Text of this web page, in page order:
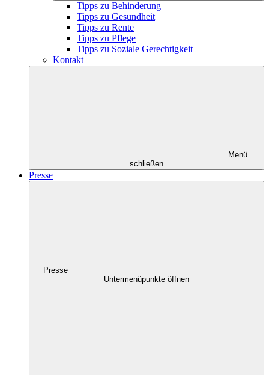
Tipps zu Behinderung
Tipps zu Gesundheit
Tipps zu Rente
Tipps zu Pflege
Tipps zu Soziale Gerechtigkeit
Kontakt
Menü
schließen
Presse
Presse
Untermenüpunkte öffnen